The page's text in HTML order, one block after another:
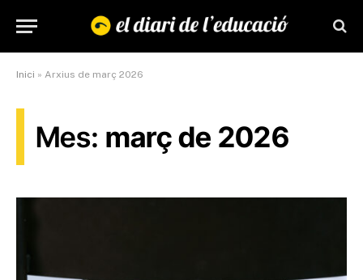
Inici » Arxius de març 2026
Mes: març de 2026